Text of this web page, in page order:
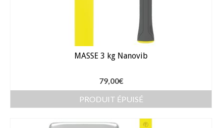
MASSE 3 kg Nanovib
79,00€
PRODUIT ÉPUISÉ